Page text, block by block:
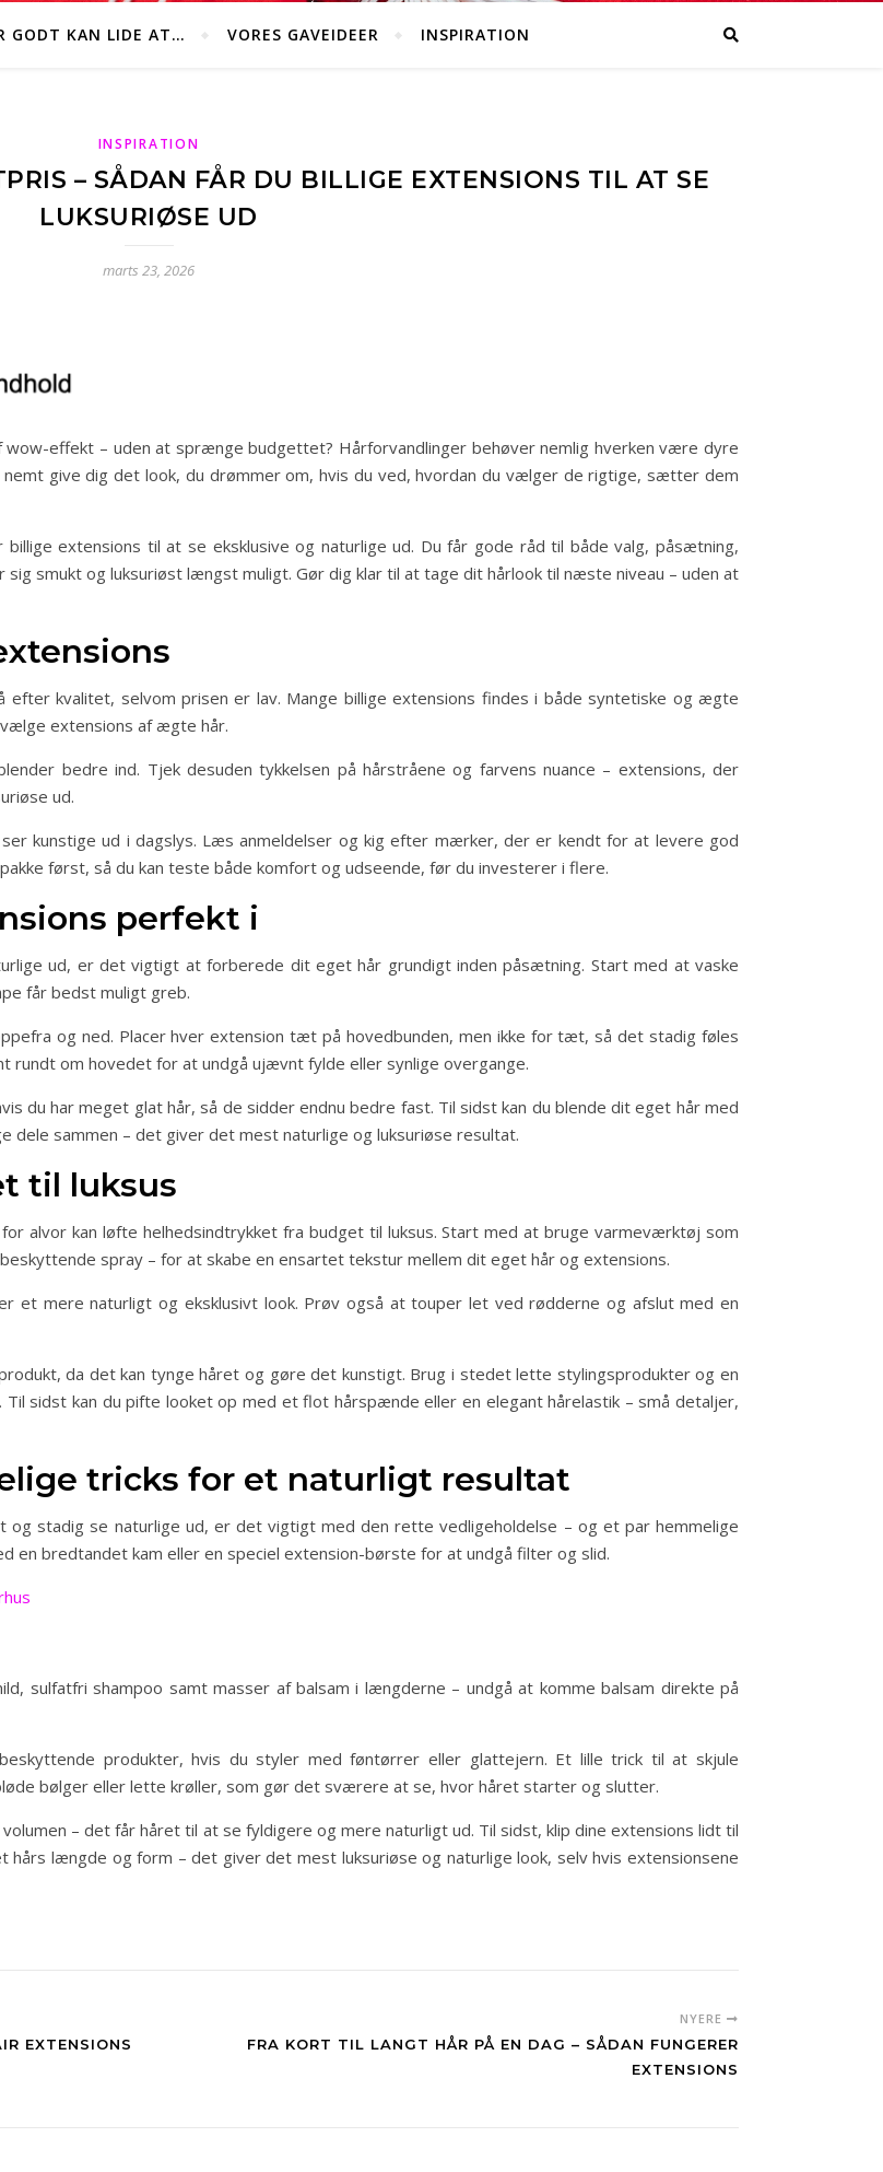
GODT KAN LIDE AT… VORES GAVEIDEER INSPIRATION
INSPIRATION
– SÅDAN FÅR DU BILLIGE EXTENSIONS TIL AT SE
LUKSURIØSE UD
marts 23, 2026
effekt – uden at sprænge budgettet? Hårforvandlinger behøver nemlig hverken være dyre
give dig det look, du drømmer om, hvis du ved, hvordan du vælger de rigtige, sætter dem
extensions til at se eksklusive og naturlige ud. Du får gode råd til både valg, påsætning,
smukt og luksuriøst længst muligt. Gør dig klar til at tage dit hårlook til næste niveau – uden at
kvalitet, selvom prisen er lav. Mange billige extensions findes i både syntetiske og ægte
extensions af ægte hår.
bedre ind. Tjek desuden tykkelsen på hårstråene og farvens nuance – extensions, der
ud.
kunstige ud i dagslys. Læs anmeldelser og kig efter mærker, der er kendt for at levere god
først, så du kan teste både komfort og udseende, før du investerer i flere.
perfekt i
ud, er det vigtigt at forberede dit eget hår grundigt inden påsætning. Start med at vaske
får bedst muligt greb.
og ned. Placer hver extension tæt på hovedbunden, men ikke for tæt, så det stadig føles
om hovedet for at undgå ujævnt fylde eller synlige overgange.
du har meget glat hår, så de sidder endnu bedre fast. Til sidst kan du blende dit eget hår med
sammen – det giver det mest naturlige og luksuriøse resultat.
til luksus
alvor kan løfte helhedsindtrykket fra budget til luksus. Start med at bruge varmeværktøj som
spray – for at skabe en ensartet tekstur mellem dit eget hår og extensions.
et mere naturligt og eksklusivt look. Prøv også at touper let ved rødderne og afslut med en
da det kan tynge håret og gøre det kunstigt. Brug i stedet lette stylingsprodukter og en
sidst kan du pifte looket op med et flot hårspænde eller en elegant hårelastik – små detaljer,
tricks for et naturligt resultat
stadig se naturlige ud, er det vigtigt med den rette vedligeholdelse – og et par hemmelige
bredtandet kam eller en speciel extension-børste for at undgå filter og slid.
sulfatfri shampoo samt masser af balsam i længderne – undgå at komme balsam direkte på
produkter, hvis du styler med føntørrer eller glattejern. Et lille trick til at skjule
bølger eller lette krøller, som gør det sværere at se, hvor håret starter og slutter.
– det får håret til at se fyldigere og mere naturligt ud. Til sidst, klip dine extensions lidt til
længde og form – det giver det mest luksuriøse og naturlige look, selv hvis extensionsene
EXTENSIONS
NYERE
FRA KORT TIL LANGT HÅR PÅ EN DAG – SÅDAN FUNGERER
EXTENSIONS